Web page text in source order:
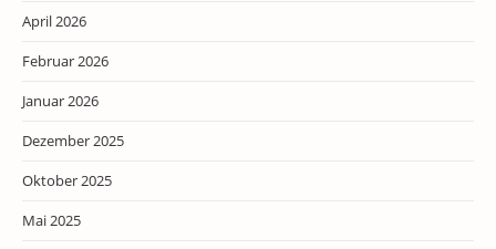
April 2026
Februar 2026
Januar 2026
Dezember 2025
Oktober 2025
Mai 2025